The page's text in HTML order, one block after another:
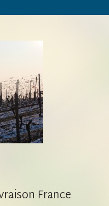
France